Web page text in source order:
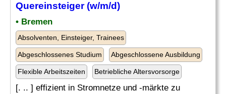
Quereinsteiger (w/m/d)
• Bremen
Absolventen, Einsteiger, Trainees
Abgeschlossenes Studium Abgeschlossene Ausbildung
Flexible Arbeitszeiten Betriebliche Altersvorsorge
[. .. ] effizient in Stromnetze und -märkte zu